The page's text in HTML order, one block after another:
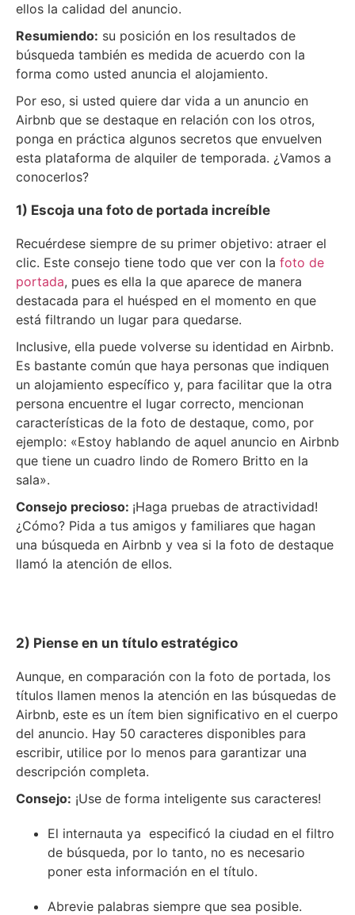
ellos la calidad del anuncio.
Resumiendo: su posición en los resultados de
búsqueda también es medida de acuerdo con la
forma como usted anuncia el alojamiento.
Por eso, si usted quiere dar vida a un anuncio en
Airbnb que se destaque en relación con los otros,
ponga en práctica algunos secretos que envuelven
esta plataforma de alquiler de temporada. ¿Vamos a
conocerlos?
1) Escoja una foto de portada increíble
Recuérdese siempre de su primer objetivo: atraer el
clic. Este consejo tiene todo que ver con la foto de
portada, pues es ella la que aparece de manera
destacada para el huésped en el momento en que
está filtrando un lugar para quedarse.
Inclusive, ella puede volverse su identidad en Airbnb.
Es bastante común que haya personas que indiquen
un alojamiento específico y, para facilitar que la otra
persona encuentre el lugar correcto, mencionan
características de la foto de destaque, como, por
ejemplo: «Estoy hablando de aquel anuncio en Airbnb
que tiene un cuadro lindo de Romero Britto en la
sala».
Consejo precioso: ¡Haga pruebas de atractividad!
¿Cómo? Pida a tus amigos y familiares que hagan
una búsqueda en Airbnb y vea si la foto de destaque
llamó la atención de ellos.
2) Piense en un título estratégico
Aunque, en comparación con la foto de portada, los
títulos llamen menos la atención en las búsquedas de
Airbnb, este es un ítem bien significativo en el cuerpo
del anuncio. Hay 50 caracteres disponibles para
escribir, utilice por lo menos para garantizar una
descripción completa.
Consejo: ¡Use de forma inteligente sus caracteres!
El internauta ya especificó la ciudad en el filtro
de búsqueda, por lo tanto, no es necesario
poner esta información en el título.
Abrevie palabras siempre que sea posible.